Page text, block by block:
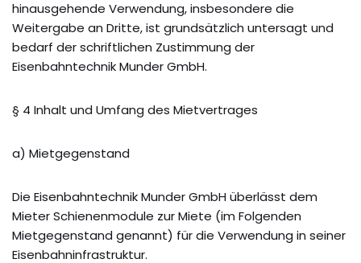
hinausgehende Verwendung, insbesondere die
Weitergabe an Dritte, ist grundsätzlich untersagt und
bedarf der schriftlichen Zustimmung der
Eisenbahntechnik Munder GmbH.
§ 4 Inhalt und Umfang des Mietvertrages
a) Mietgegenstand
Die Eisenbahntechnik Munder GmbH überlässt dem
Mieter Schienenmodule zur Miete (im Folgenden
Mietgegenstand genannt) für die Verwendung in seiner
Eisenbahninfrastruktur.